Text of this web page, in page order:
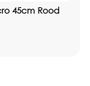
45cm Rood